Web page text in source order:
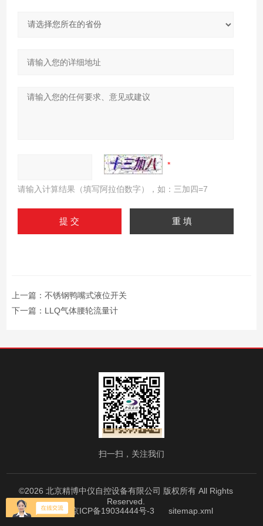
请输入计算结果（填写阿拉伯数字），如：三加四=7
上一篇： 不锈钢鸭嘴式液位开关
下一篇： LLQ气体腰轮流量计
扫一扫，关注我们
©2026 北京精博中仪自控设备有限公司 版权所有 All Rights
Reserved.
备案号：京ICP备19034444号-3
sitemap.xml